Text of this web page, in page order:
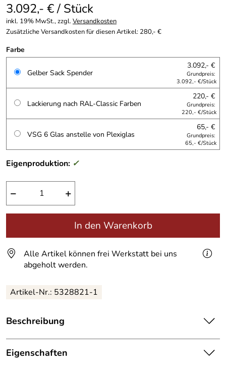
3.092,- € / Stück
inkl. 19% MwSt., zzgl.Versandkosten
Zusätzliche Versandkosten für diesen Artikel: 280,- €
Farbe
Gelber Sack Spender
3.092,- €
Grundpreis:
3.092,- €/Stück
Lackierung nach RAL-Classic Farben
220,- €
Grundpreis:
220,- €/Stück
VSG 6 Glas anstelle von Plexiglas
65,- €
Grundpreis:
65,- €/Stück
Eigenproduktion: ✓
− +
In den Warenkorb
Alle Artikel können frei Werkstatt bei uns
abgeholt werden.
Artikel-Nr.: 5328821-1
Beschreibung
Gelber Sack Spenderfür die Verbandsgemeinde
Bitburger Land.
Eigenschaften